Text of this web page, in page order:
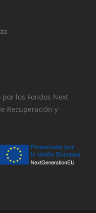
los Fondos Next
Recuperación y